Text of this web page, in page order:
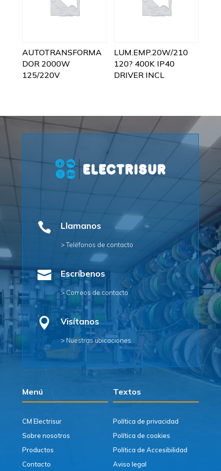
AUTOTRANSFORMA
DOR 2000W
125/220V
LUM.EMP.20W/210
120? 400K IP40
DRIVER INCL
 Llamanos
> Teléfonos de contacto
 Escríbenos
> Correos de contacto
 Visítanos
> Nuestras ubicaciones
Menú Textos
CM Electrisur
Sobre nosotros
Productos
Contacto
Política de privacidad
Política de cookies
Política de Accesibilidad
Aviso legal